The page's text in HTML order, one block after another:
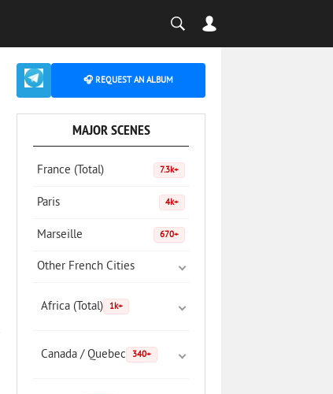
🎧 REQUEST AN ALBUM
MAJOR SCENES
France (Total) 7.3k+
Paris 4k+
Marseille 670+
Other French Cities
Africa (Total) 1k+
Canada / Quebec 340+